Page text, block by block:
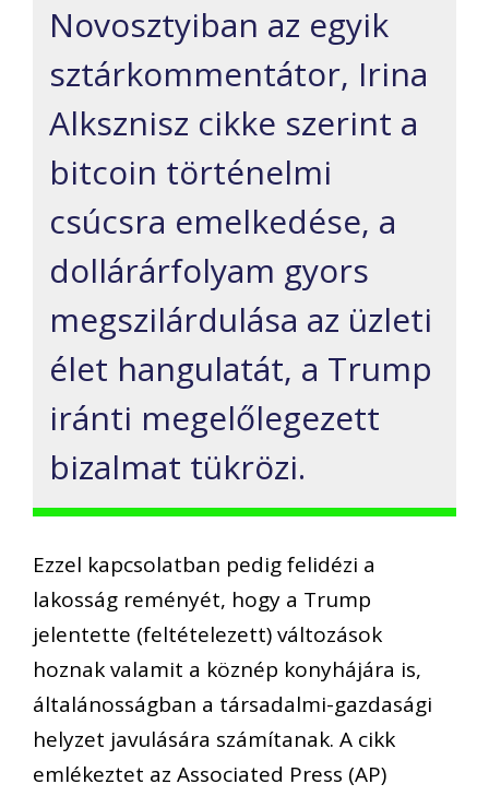
Novosztyiban az egyik
sztárkommentátor, Irina
Alksznisz cikke szerint a
bitcoin történelmi
csúcsra emelkedése, a
dollárárfolyam gyors
megszilárdulása az üzleti
élet hangulatát, a Trump
iránti megelőlegezett
bizalmat tükrözi.
Ezzel kapcsolatban pedig felidézi a
lakosság reményét, hogy a Trump
jelentette (feltételezett) változások
hoznak valamit a köznép konyhájára is,
általánosságban a társadalmi-gazdasági
helyzet javulására számítanak. A cikk
emlékeztet az Associated Press (AP)